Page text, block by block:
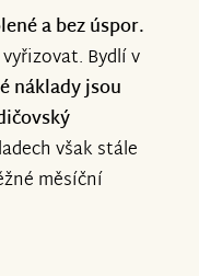
a bez úspor.
Bydlí v
náklady jsou
však stále
měsíční